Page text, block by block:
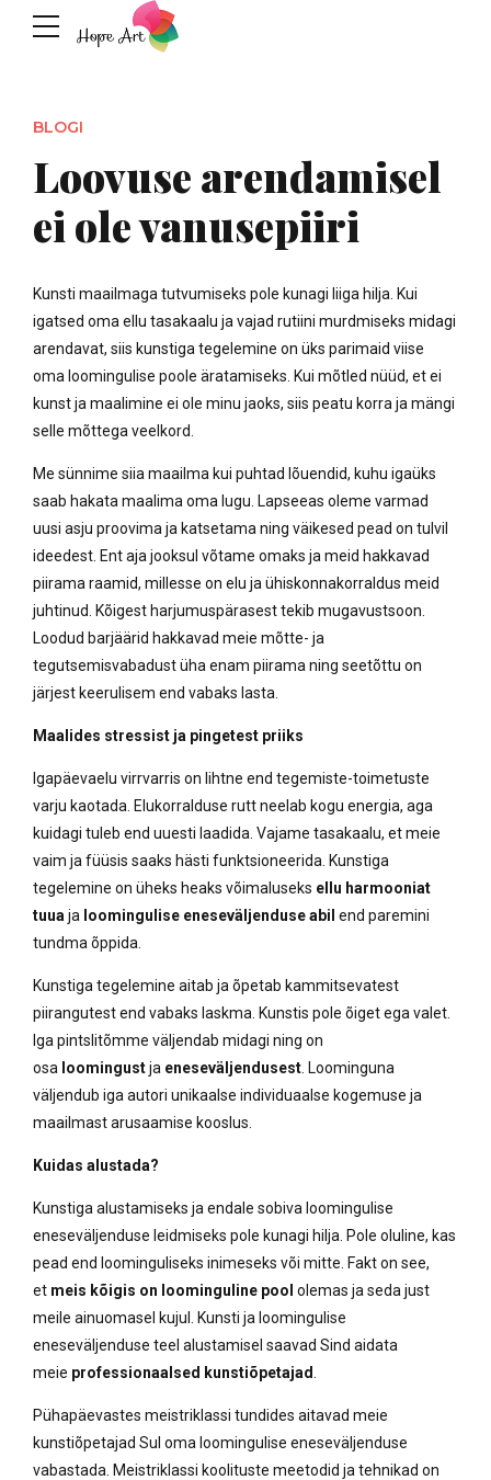
BLOGI
Loovuse arendamisel
ei ole vanusepiiri
Kunsti maailmaga tutvumiseks pole kunagi liiga hilja. Kui
igatsed oma ellu tasakaalu ja vajad rutiini murdmiseks midagi
arendavat, siis kunstiga tegelemine on üks parimaid viise
oma loomingulise poole äratamiseks. Kui mõtled nüüd, et ei
kunst ja maalimine ei ole minu jaoks, siis peatu korra ja mängi
selle mõttega veelkord.
Me sünnime siia maailma kui puhtad lõuendid, kuhu igaüks
saab hakata maalima oma lugu. Lapseeas oleme varmad
uusi asju proovima ja katsetama ning väikesed pead on tulvil
ideedest. Ent aja jooksul võtame omaks ja meid hakkavad
piirama raamid, millesse on elu ja ühiskonnakorraldus meid
juhtinud. Kõigest harjumuspärasest tekib mugavustsoon.
Loodud barjäärid hakkavad meie mõtte- ja
tegutsemisvabadust üha enam piirama ning seetõttu on
järjest keerulisem end vabaks lasta.
Maalides stressist ja pingetest priiks
Igapäevaelu virrvarris on lihtne end tegemiste-toimetuste
varju kaotada. Elukorralduse rutt neelab kogu energia, aga
kuidagi tuleb end uuesti laadida. Vajame tasakaalu, et meie
vaim ja füüsis saaks hästi funktsioneerida. Kunstiga
tegelemine on üheks heaks võimaluseks ellu harmooniat
tuua ja loomingulise eneseväljenduse abil end paremini
tundma õppida.
Kunstiga tegelemine aitab ja õpetab kammitsevatest
piirangutest end vabaks laskma. Kunstis pole õiget ega valet.
Iga pintslitõmme väljendab midagi ning on
osa loomingustja eneseväljendusest . Loominguna
väljendub iga autori unikaalse individuaalse kogemuse ja
maailmast arusaamise kooslus.
Kuidas alustada?
Kunstiga alustamiseks ja endale sobiva loomingulise
eneseväljenduse leidmiseks pole kunagi hilja. Pole oluline, kas
pead end loominguliseks inimeseks või mitte. Fakt on see,
et meis kõigis on loominguline pool olemas ja seda just
meile ainuomasel kujul. Kunsti ja loomingulise
eneseväljenduse teel alustamisel saavad Sind aidata
meie professionaalsed kunstiõpetajad
Pühapäevastes meistriklassi tundides aitavad meie
kunstiõpetajad Sul oma loomingulise eneseväljenduse
vabastada. Meistriklassi koolituste meetodid ja tehnikad on